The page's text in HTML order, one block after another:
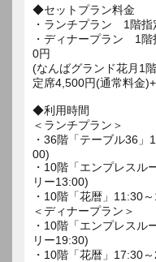
◆セットプラン料金
・ランチプラン 1階
・ディナープラン 1
0円
(なんばグランド花月1
定席4,500円(通常料金
◆利用時間
＜ランチプラン＞
・36階「テーブル36
00)
・10階「エンプレスル
リー13:00)
・10階「花暦」11:30
＜ディナープラン＞
・10階「エンプレスル
リー19:30)
・10階「花暦」17:30